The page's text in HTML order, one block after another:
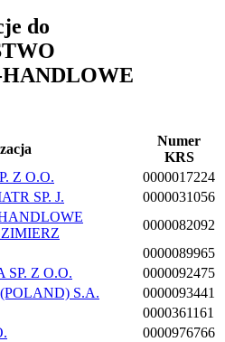
do
Numer
KRS
Z O.O.
0000017224
SP. J.
0000031056
0000082092
0000089965
Z O.O.
0000092475
S.A.
0000093441
0000361161
0000976766